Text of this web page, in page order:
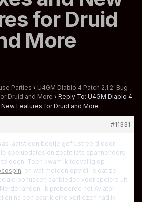
for Druid
More
Parties › U4GM Diablo 4 Patch 2.1.2: Bug
Druid and More › Reply To: U4GM Diablo 4
New Features for Druid and More
#11331
laatst een beetje gefrustreerd door
spelupdates en zocht iets spannenders
te doen. Toen kwam ik toevallig op
, en wat meteen opviel, is dat ze
bonussen aanbieden voor spelers uit
Ik probeerde het Aviator-
en na een paar kleine verliezen had ik